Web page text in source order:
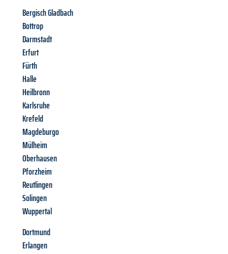
Bergisch Gladbach
Bottrop
Darmstadt
Erfurt
Fürth
Halle
Heilbronn
Karlsruhe
Krefeld
Magdeburgo
Mülheim
Oberhausen
Pforzheim
Reutlingen
Solingen
Wuppertal
Dortmund
Erlangen